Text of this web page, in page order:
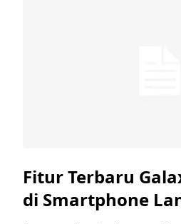
Fitur Terbaru
di Smartphone